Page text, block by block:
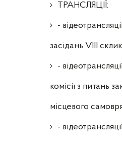
ТРАНСЛЯЦІЇ:
-
засідань VIII
-
комісії з питань
місцевого
-